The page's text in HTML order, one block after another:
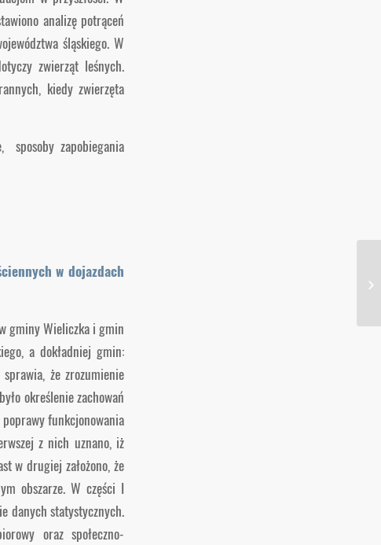
analizę potrąceń
śląskiego. W
zwierząt leśnych.
kiedy zwierzęta
sposoby zapobiegania
w dojazdach
gminy Wieliczka i gmin
a dokładniej gmin:
że zrozumienie
określenie zachowań
funkcjonowania
z nich uznano, iż
w drugiej założono, że
obszarze. W części I
danych statystycznych.
oraz społeczno-